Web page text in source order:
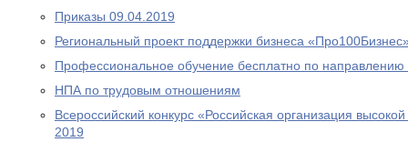
Приказы 09.04.2019
Региональный проект поддержки бизнеса
Профессиональное обучение бесплатно по направлению
НПА по трудовым отношениям
Всероссийский конкурс «Российская организация
2019